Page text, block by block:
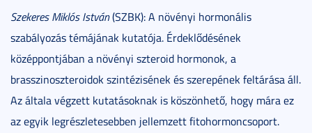
Szekeres Miklós István(SZBK): A növényi hormonális
szabályozás témájának kutatója. Érdeklődésének
középpontjában a növényi szteroid hormonok, a
brasszinoszteroidok szintézisének és szerepének feltárása áll.
Az általa végzett kutatásoknak is köszönhető, hogy mára ez
az egyik legrészletesebben jellemzett fitohormoncsoport.